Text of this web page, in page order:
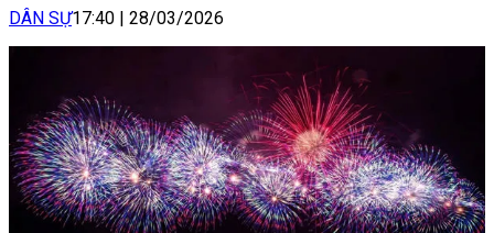
DÂN SỰ17:40 | 28/03/2026